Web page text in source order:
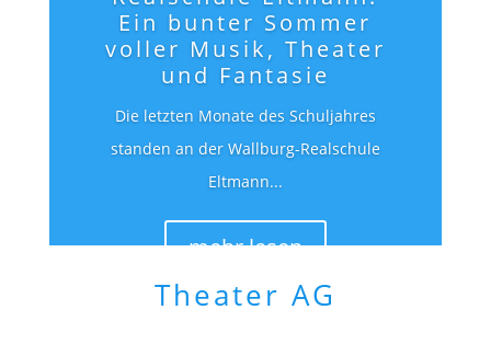
Ein bunter Sommer
voller Musik, Theater
und Fantasie
Die letzten Monate des Schuljahres
standen an der Wallburg-Realschule
Eltmann...
mehr lesen
Theater AG